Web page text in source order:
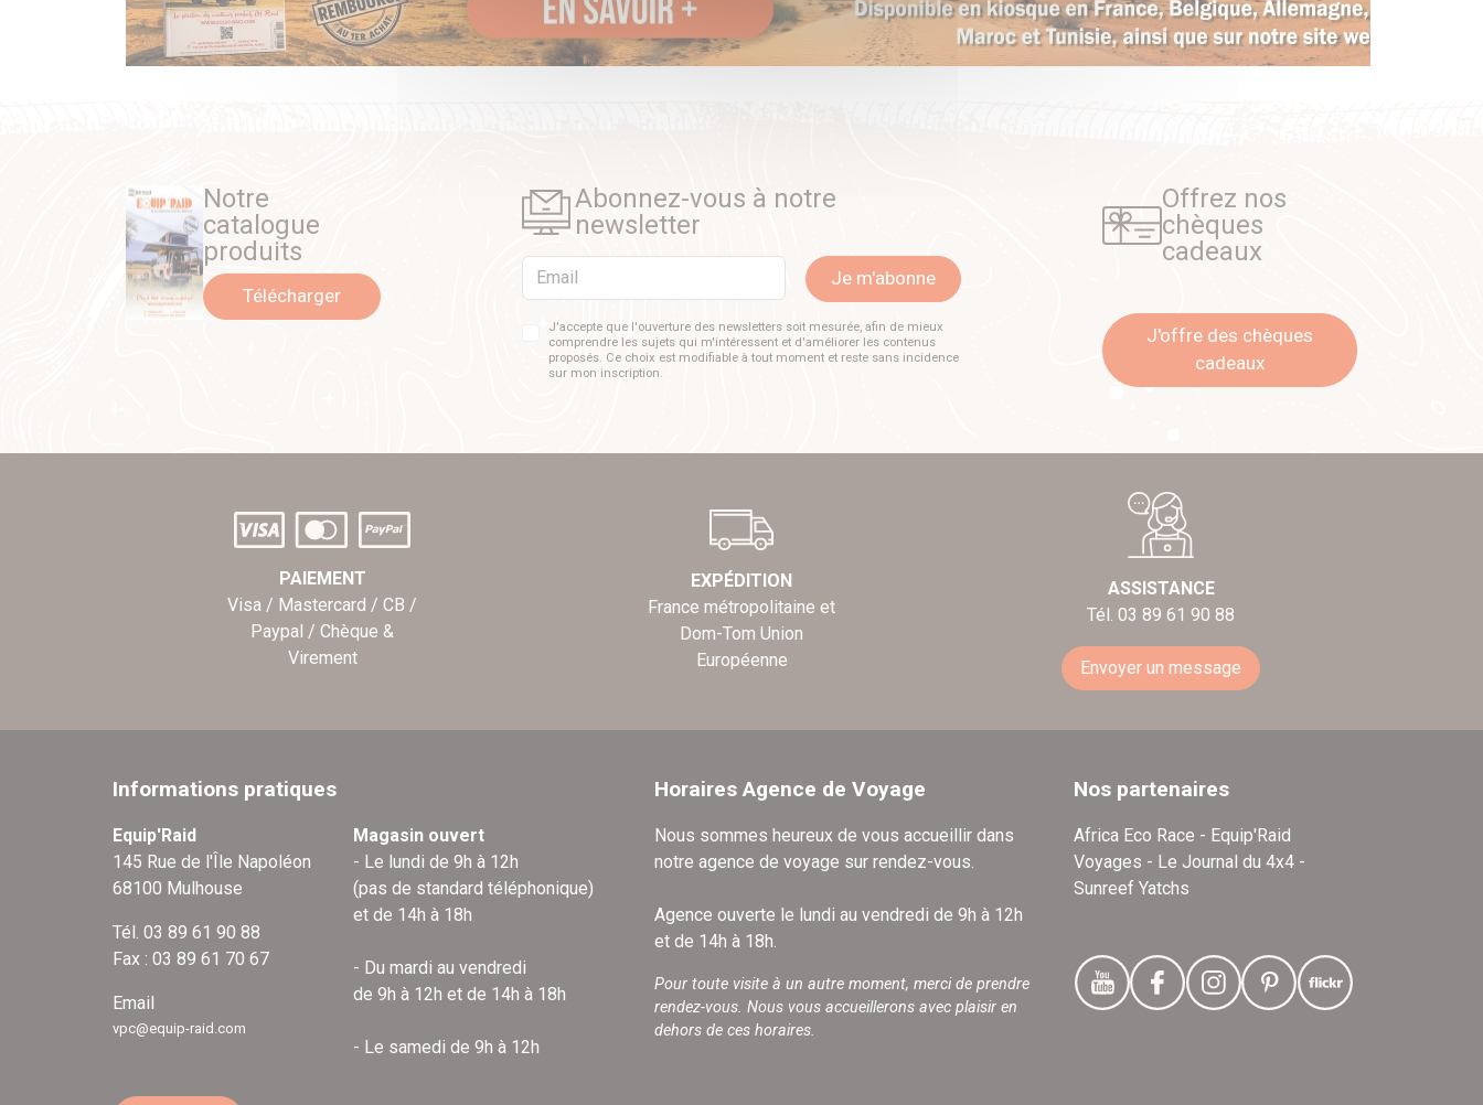
Notre
catalogue
produits
Télécharger
Abonnez-vous à notre
newsletter
Email Je m'abonne
J'accepte que l'ouverture des newsletters soit mesurée, afin de mieux
comprendre les sujets qui m'intéressent et d'améliorer les contenus
proposés. Ce choix est modifiable à tout moment et reste sans incidence
sur mon inscription.
Offrez nos
chèques
cadeaux
J'offre des chèques
cadeaux
PAIEMENT
Visa / Mastercard / CB /
Paypal / Chèque &
Virement
EXPÉDITION
France métropolitaine et
Dom-Tom Union
Européenne
ASSISTANCE
Tél. 03 89 61 90 88
Envoyer un message
Informations pratiques
Equip'Raid
145 Rue de l'Île Napoléon
68100 Mulhouse
Tél. 03 89 61 90 88
Fax : 03 89 61 70 67
Email
vpc@equip-raid.com
Magasin ouvert
- Le lundi de 9h à 12h
(pas de standard téléphonique)
et de 14h à 18h
- Du mardi au vendredi
de 9h à 12h et de 14h à 18h
- Le samedi de 9h à 12h
Horaires Agence de Voyage
Nous sommes heureux de vous accueillir dans
notre agence de voyage sur rendez-vous.
Agence ouverte le lundi au vendredi de 9h à 12h
et de 14h à 18h.
Pour toute visite à un autre moment, merci de prendre
rendez-vous. Nous vous accueillerons avec plaisir en
dehors de ces horaires.
Nos partenaires
Africa Eco Race - Equip'Raid
Voyages - Le Journal du 4x4 -
Sunreef Yatchs